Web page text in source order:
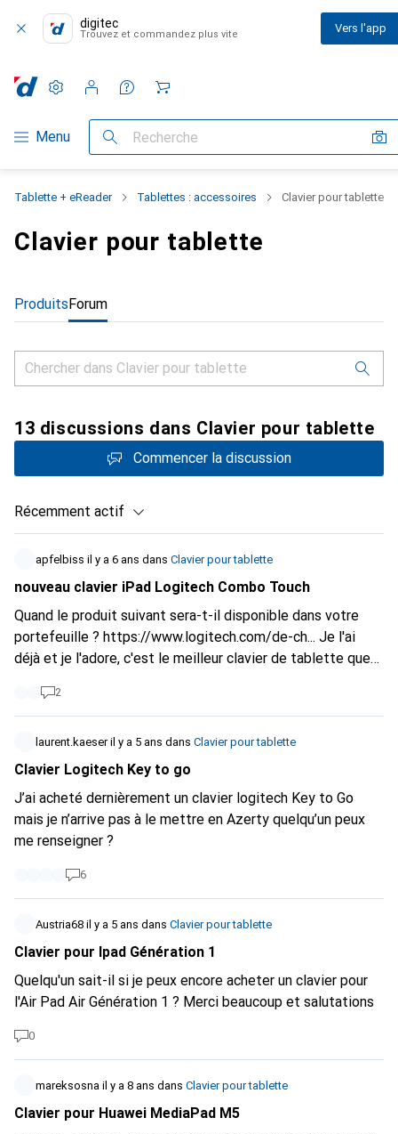
digitec
Trouvez et commandez plus vite Vers l'app
Navigation par catégorie
Menu Recherche
Paramètres
Compte client
Listes de comparaison
Listes d'envies
Panier
Tablette + eReader Tablettes : accessoires Clavier pour tablette
Clavier pour tablette
ProduitsForum
13 discussions dans Clavier pour tablette
Commencer la discussion
Récemment actif
apfelbiss il y a 6 ans dans Clavier pour tablette
nouveau clavier iPad Logitech Combo Touch
Quand le produit suivant sera-t-il disponible dans votre
portefeuille ? https://www.logitech.com/de-ch...
déjà et je l'adore, c'est le meilleur clavier de tablette que
2
laurent.kaeser il y a 5 ans dans Clavier pour tablette
Clavier Logitech Key to go
J’ai acheté dernièrement un clavier logitech Key to Go
mais je n’arrive pas à le mettre en Azerty quelqu’un peux
me renseigner ?
6
Austria68 il y a 5 ans dans Clavier pour tablette
Clavier pour Ipad Génération 1
Quelqu'un sait-il si je peux encore acheter un clavier pour
l'Air Pad Air Génération 1 ? Merci beaucoup et salutations
0
mareksosna il y a 8 ans dans Clavier pour tablette
Clavier pour Huawei MediaPad M5